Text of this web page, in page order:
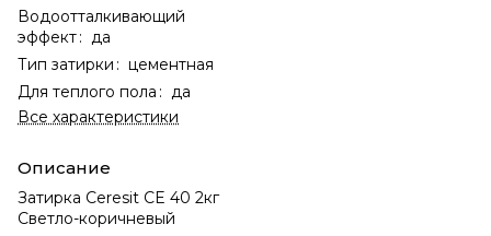
Водоотталкивающий
эффект:
да
Тип затирки : цементная
Для теплого пола :
да
Все характеристики
Описание
Затирка Ceresit CE 40 2кг
Светло-коричневый